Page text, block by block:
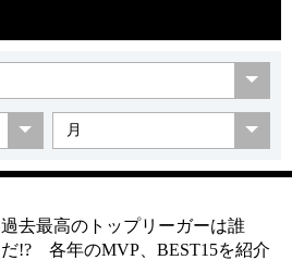
過去最高のトップリーガーは誰
だ!? 各年のMVP、BEST15を紹介